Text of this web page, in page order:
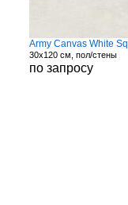
Army Canvas White Sq
30x120 см, пол/стены
по запросу